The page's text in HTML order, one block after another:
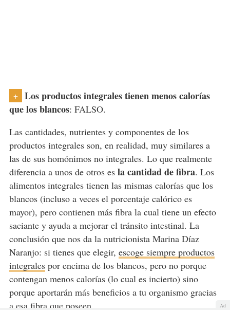
+
Los productos integrales tienen menos calorías
que los blancos: FALSO.
Las cantidades, nutrientes y componentes de los
productos integrales son, en realidad, muy similares a
las de sus homónimos no integrales. Lo que realmente
diferencia a unos de otros es la cantidad de fibra. Los
alimentos integrales tienen las mismas calorías que los
blancos (incluso a veces el porcentaje calórico es
mayor), pero contienen más fibra la cual tiene un efecto
saciante y ayuda a mejorar el tránsito intestinal. La
conclusión que nos da la nutricionista Marina Díaz
Naranjo: si tienes que elegir, escoge siempre productos
integralespor encima de los blancos, pero no porque
contengan menos calorías (lo cual es incierto) sino
porque aportarán más beneficios a tu organismo gracias
a esa fibra que poseen.
Ad